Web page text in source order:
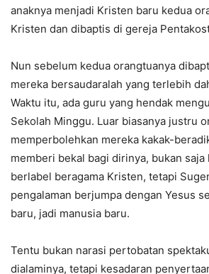
anaknya menjadi Kristen baru kedua
Kristen dan dibaptis di gereja
Nun sebelum kedua orangtuanya
mereka bersaudaralah yang terlebih
Waktu itu, ada guru yang hendak
Sekolah Minggu. Luar biasanya justru
memperbolehkan mereka kakak-
memberi bekal bagi dirinya, bukan saja
berlabel beragama Kristen, tetapi
pengalaman berjumpa dengan Yesus
baru, jadi manusia baru.
Tentu bukan narasi pertobatan
dialaminya, tetapi kesadaran